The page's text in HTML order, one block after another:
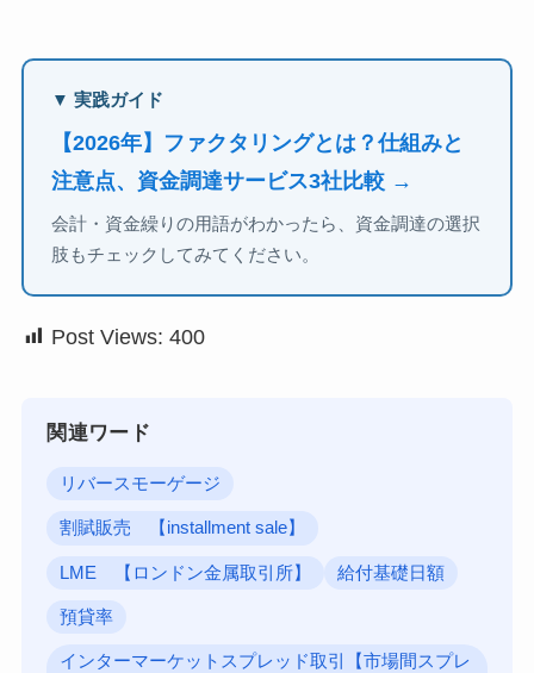
▼ 実践ガイド
【2026年】ファクタリングとは？仕組みと
注意点、資金調達サービス3社比較 →
会計・資金繰りの用語がわかったら、資金調達の選択
肢もチェックしてみてください。
Post Views: 400
関連ワード
リバースモーゲージ
割賦販売 【installment sale】
LME 【ロンドン金属取引所】 給付基礎日額
預貸率
インターマーケットスプレッド取引【市場間スプレ